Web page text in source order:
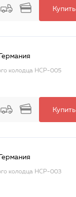
Купить
Германия
колодца HCP-005
Купить
Германия
колодца HCP-003